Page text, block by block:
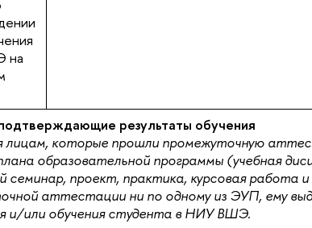
на
результаты обучения
которые прошли промежуточную
образовательной программы (учебная
семинар, проект, практика, курсовая работа и
аттестации ни по одному из ЭУП, ему
и/или обучения студента в НИУ ВШЭ.